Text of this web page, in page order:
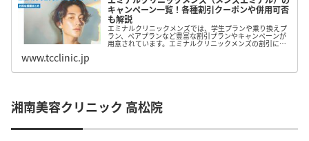
キャンペーン一覧！各種割引クーポンや併用可否
も解説
エミナルクリニックメンズでは、学生プランや乗り換えプ
ラン、ペアプランなど豊富な割引プランやキャンペーンが
用意されています。エミナルクリニックメンズの割引につ
www.tcclinic.jp
湘南美容クリニック 高松院